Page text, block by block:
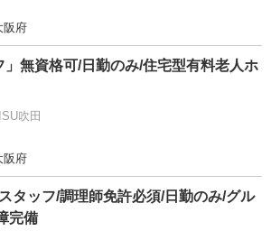
阪府
」無資格可/日勤のみ/住宅型有料老人ホ
吹田
阪府
タッフ/調理師免許必須/日勤のみ/グル
完備